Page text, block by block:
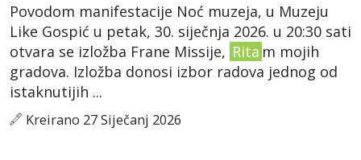
Povodom manifestacije Noć muzeja, u Muzeju
Like Gospić u petak, 30. siječnja 2026. u 20:30 sati
otvara se izložba Frane Missije, Rita m mojih
gradova. Izložba donosi izbor radova jednog od
istaknutijih ...
Kreirano 27 Siječanj 2026